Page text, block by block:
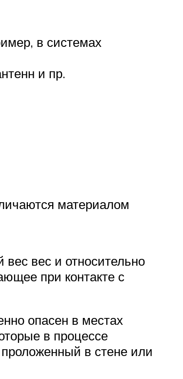
в системах
и пр.
материалом
вес и относительно
при контакте с
опасен в местах
в процессе
в стене или